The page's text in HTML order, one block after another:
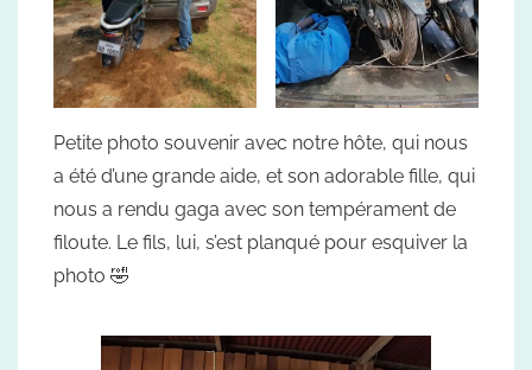
Petite photo souvenir avec notre hôte, qui nous
a été d’une grande aide, et son adorable fille, qui
nous a rendu gaga avec son tempérament de
filoute. Le fils, lui, s’est planqué pour esquiver la
photo 🤣